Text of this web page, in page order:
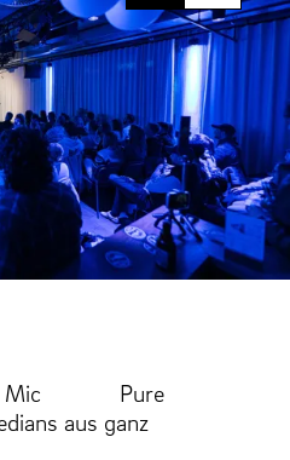
Mic Pure
aus ganz